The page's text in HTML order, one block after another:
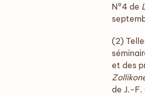
N°4 de
(2)
et des
de J.-F.